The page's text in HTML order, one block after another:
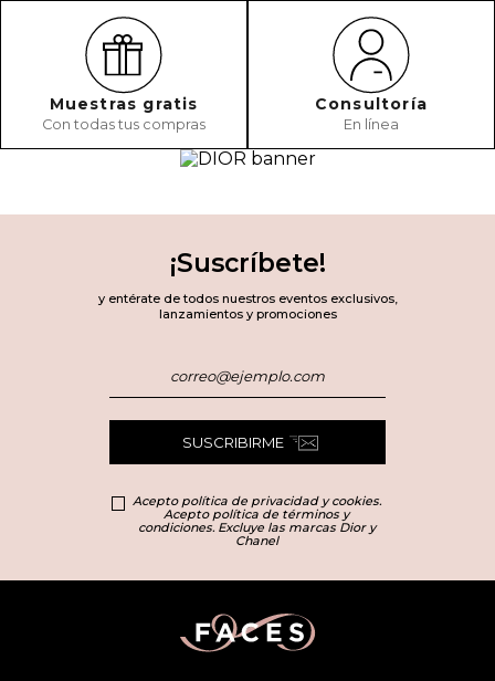
Muestras gratis
Con todas tus compras
Consultoría
En línea
¡Suscríbete!
y entérate de todos nuestros eventos exclusivos,
lanzamientos y promociones
SUSCRIBIRME
Acepto política de privacidad y cookies.
Acepto política de términos y
condiciones. Excluye las marcas Dior y
Chanel